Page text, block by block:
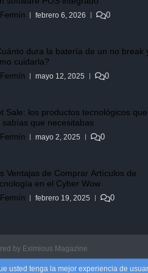
Fermín febrero 6, 2026 0
dura la batería de un no break
cuidarla?
Fermín mayo 12, 2025 0
Sale: los productos tecnológicos que
sabías que necesitabas
Fermín mayo 2, 2025 0
Ventajas de Comprar Artículos de
en el Cyber Wow
Fermín febrero 19, 2025 0
by Eximious Magazine
usted tenga la mejor experiencia de